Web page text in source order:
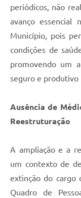
periódicos, não
avanço essencial
Município, pois
condições de
promovendo um
seguro e produtivo
Ausência de
Reestruturação
A ampliação e a
um contexto de
extinção do cargo
Quadro de